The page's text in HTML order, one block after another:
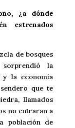
¿a dónde
estrenados
de bosques
la
la economía
que te
llamados
no entraran a
población de